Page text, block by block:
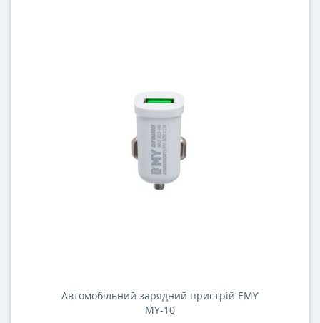
Автомобільний зарядний пристрій EMY
MY-10